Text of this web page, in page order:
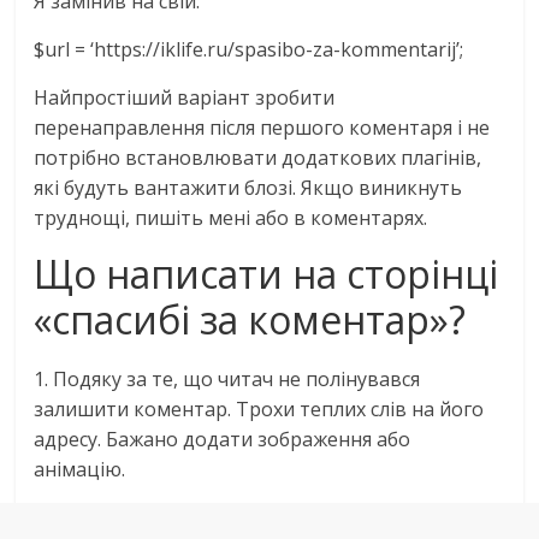
$url = ‘https://iklife.ru/spasibo-za-kommentarij’;
Найпростіший варіант зробити
перенаправлення після першого коментаря і не
потрібно встановлювати додаткових плагінів,
які будуть вантажити блозі. Якщо виникнуть
труднощі, пишіть мені або в коментарях.
Що написати на сторінці
«спасибі за коментар»?
1. Подяку за те, що читач не полінувався
залишити коментар. Трохи теплих слів на його
адресу. Бажано додати зображення або
анімацію.